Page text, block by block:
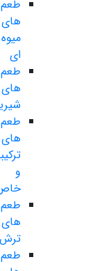
طعم
های
میوه
ای
طعم
های
طعم
های
و
طعم
های
ترش
طعم